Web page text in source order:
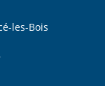
les-Bois